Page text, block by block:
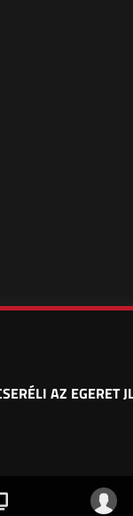
AZ EGERET